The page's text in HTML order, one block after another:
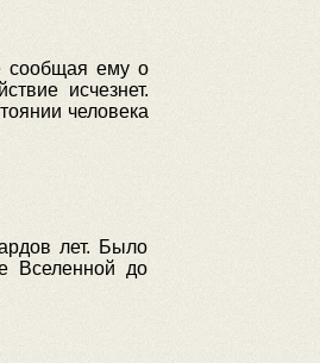
сообщая ему о
исчезнет.
человека
лет. Было
Вселенной до